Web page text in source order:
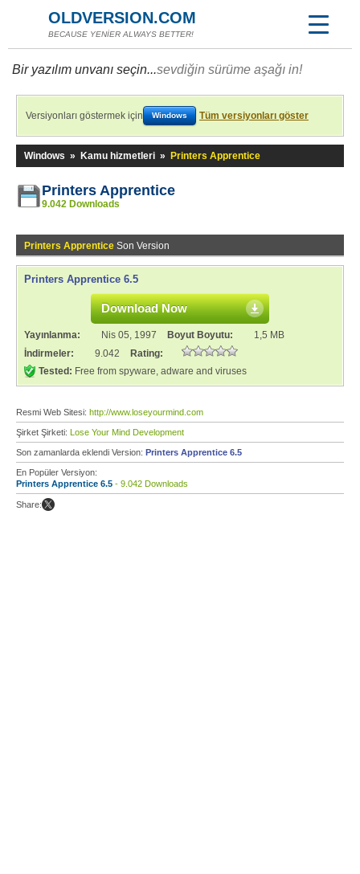
OLDVERSION.COM
BECAUSE YENİER ALWAYS BETTER!
Bir yazılım unvanı seçin...sevdiğin sürüme aşağı in!
Versiyonları göstermek için Windows Tüm versiyonları göster
Windows » Kamu hizmetleri » Printers Apprentice
Printers Apprentice
9.042 Downloads
Printers Apprentice Son Version
Printers Apprentice 6.5
Download Now
Yayınlanma: Nis 05, 1997 Boyut Boyutu:
1,5 MB
İndirmeler:
9.042
Rating:
Tested: Free from spyware, adware and viruses
Resmi Web Sitesi: http://www.loseyourmind.com
Şirket Şirketi: Lose Your Mind Development
Son zamanlarda eklendi Version: Printers Apprentice 6.5
En Popüler Versiyon:
Printers Apprentice 6.5 - 9.042 Downloads
Share: